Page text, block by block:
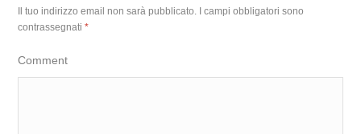
Il tuo indirizzo email non sarà pubblicato.
I campi obbligatori sono
contrassegnati*
Comment